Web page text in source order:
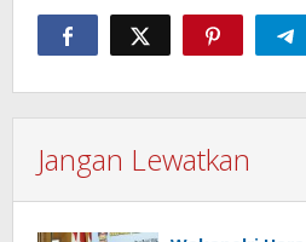
Jangan Lewatkan